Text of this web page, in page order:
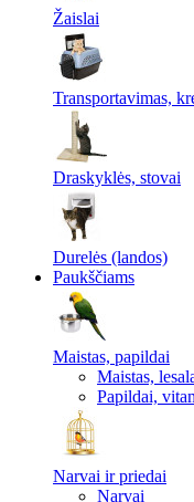
Žaislai
Transportavimas,
Draskyklės, stovai
Durelės (landos)
Paukščiams
Maistas, papildai
Maistas,
Papildai,
Narvai ir priedai
Narvai